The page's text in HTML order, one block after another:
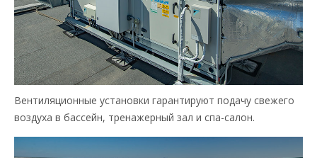
Вентиляционные установки гарантируют подачу свежего
воздуха в бассейн, тренажерный зал и спа-салон.